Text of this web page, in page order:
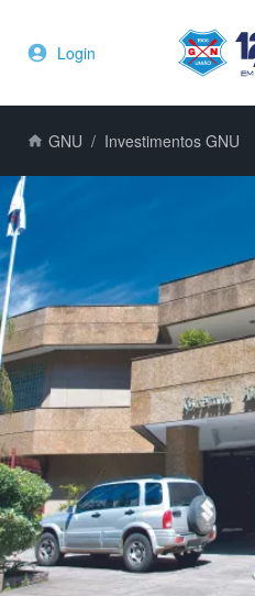
Login
GNU Investimentos GNU